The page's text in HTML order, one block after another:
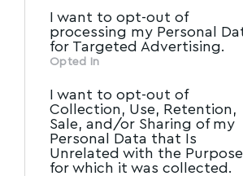
I want to opt-out of
processing my Personal
for Targeted Advertising.
Opted In
I want to opt-out of
Collection, Use, Retention,
Sale, and/or Sharing of my
Personal Data that Is
Unrelated with the
for which it was collected.